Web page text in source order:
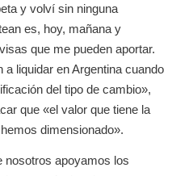
y volví sin ninguna
es, hoy, mañana y
que me pueden aportar.
liquidar en Argentina cuando
del tipo de cambio»,
que «el valor que tiene la
dimensionado».
nosotros apoyamos los